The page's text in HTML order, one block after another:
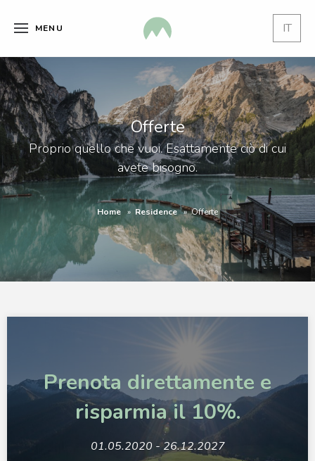
IT
MENU
Offerte
Proprio quello che vuoi. Esattamente ciò di cui
avete bisogno.
Home Residence Offerte
Prenota direttamente e
risparmia il 10%.
01.05.2020 - 26.12.2027